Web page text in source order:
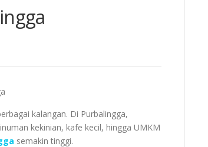
kalangan. Di Purbalingga,
kekinian, kafe kecil, hingga UMKM
semakin tinggi.